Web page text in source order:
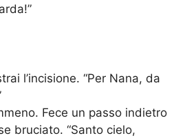
l’incisione. “Per Nana, da
Fece un passo indietro
bruciato. “Santo cielo,